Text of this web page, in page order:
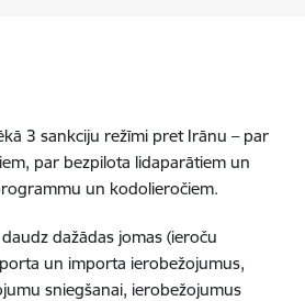
3 sankciju režīmi pret Irānu – par
par bezpilota lidaparātiem un
un kodolieročiem.
dažādas jomas (ieroču
un importa ierobežojumus,
sniegšanai, ierobežojumus